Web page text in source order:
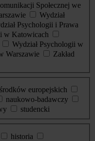
Społecznej we
Wydział
Psychologii i Prawa
w Katowicach
Wydział Psychologii w
Warszawie
Zakład
europejskich
naukowo-badawczy
studencki
historia